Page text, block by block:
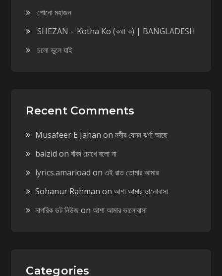
শোনো মহাজন
SHEZAN – Kotha Ko (কথা ক) | BANGLADESH
চলো ভুলে যাই
Recent Comments
Musafeer E Jahan onনদীর যেমন ঝর্ণা আছে
baizid onবাঁকা চোখে বলো না
lyrics.amarload onএই রাত তোমার আমার
Sohanur Rahman onআশা আমার ভালোবাসা
নাগরিক ডট নিউজonআশা আমার ভালোবাসা
Categories